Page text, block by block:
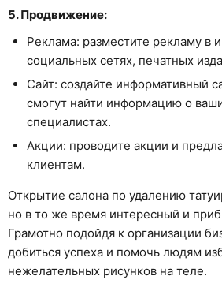
5. Продвижение:
Реклама: разместите рекламу в
социальных сетях, печатных
Сайт: создайте информативный
смогут найти информацию о
специалистах.
Акции: проводите акции и
клиентам.
Открытие салона по удалению
но в то же время интересный и
Грамотно подойдя к организации
добиться успеха и помочь людям
нежелательных рисунков на теле.